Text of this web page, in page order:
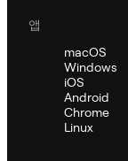
앱
macOS
Windows
iOS
Android
Chrome
Linux